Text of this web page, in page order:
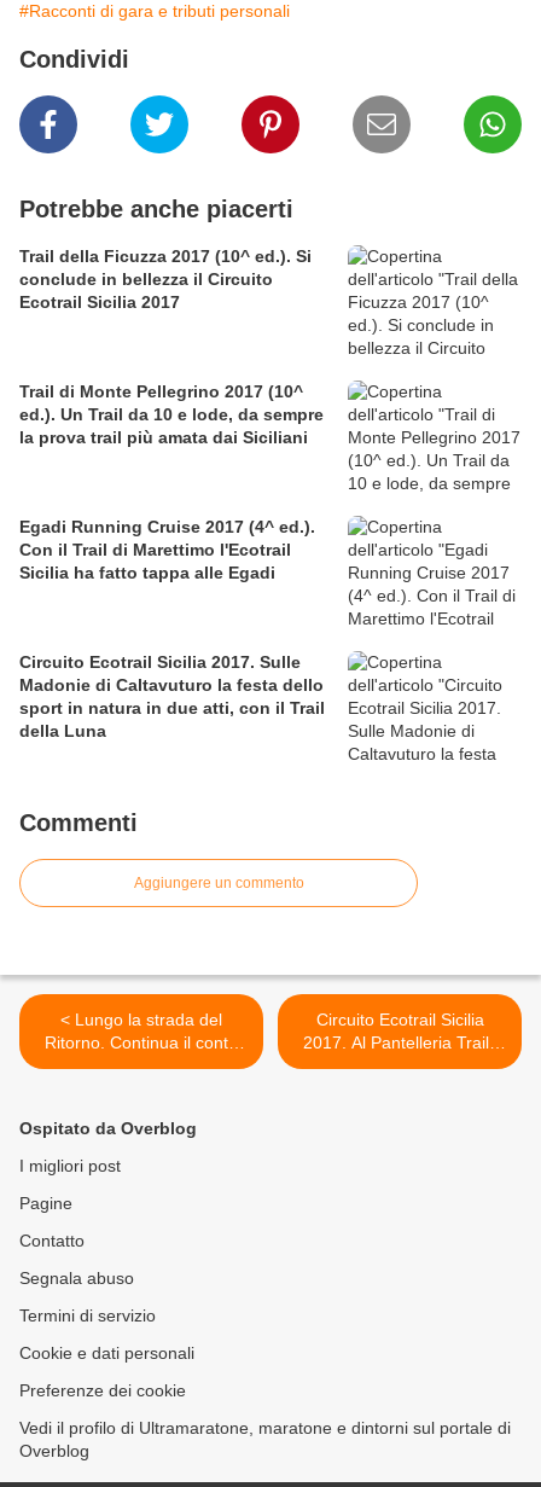
#Racconti di gara e tributi personali
Condividi
Potrebbe anche piacerti
Trail della Ficuzza 2017 (10^ ed.). Si
conclude in bellezza il Circuito
Ecotrail Sicilia 2017
Trail di Monte Pellegrino 2017 (10^
ed.). Un Trail da 10 e lode, da sempre
la prova trail più amata dai Siciliani
Egadi Running Cruise 2017 (4^ ed.).
Con il Trail di Marettimo l'Ecotrail
Sicilia ha fatto tappa alle Egadi
Circuito Ecotrail Sicilia 2017. Sulle
Madonie di Caltavuturo la festa dello
sport in natura in due atti, con il Trail
della Luna
Commenti
Aggiungere un commento
< Lungo la strada del
Ritorno. Continua il conto
alla rovescia per l'avvio
anniversario della Ritirata di
Russia
Circuito Ecotrail Sicilia
2017. Al Pantelleria Trail i
Guerrieri della montagna
Ospitato da Overblog
I migliori post
Pagine
Contatto
Segnala abuso
Termini di servizio
Cookie e dati personali
Preferenze dei cookie
Vedi il profilo di Ultramaratone, maratone e dintorni sul portale di
Overblog